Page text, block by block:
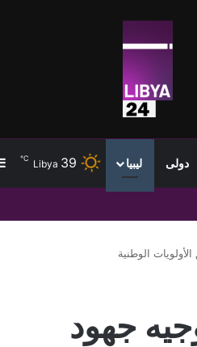
دولى ليبيا Libya 39
℃
الوطنية
جهود